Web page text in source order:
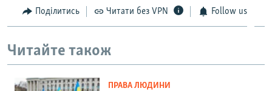
Поділитись Читати без VPN Follow us
Читайте також
ПРАВА ЛЮДИНИ